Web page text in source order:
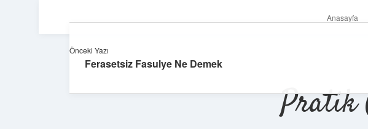
Anasayfa
Pratik
Önceki Yazı
Ferasetsiz Fasulye Ne Demek